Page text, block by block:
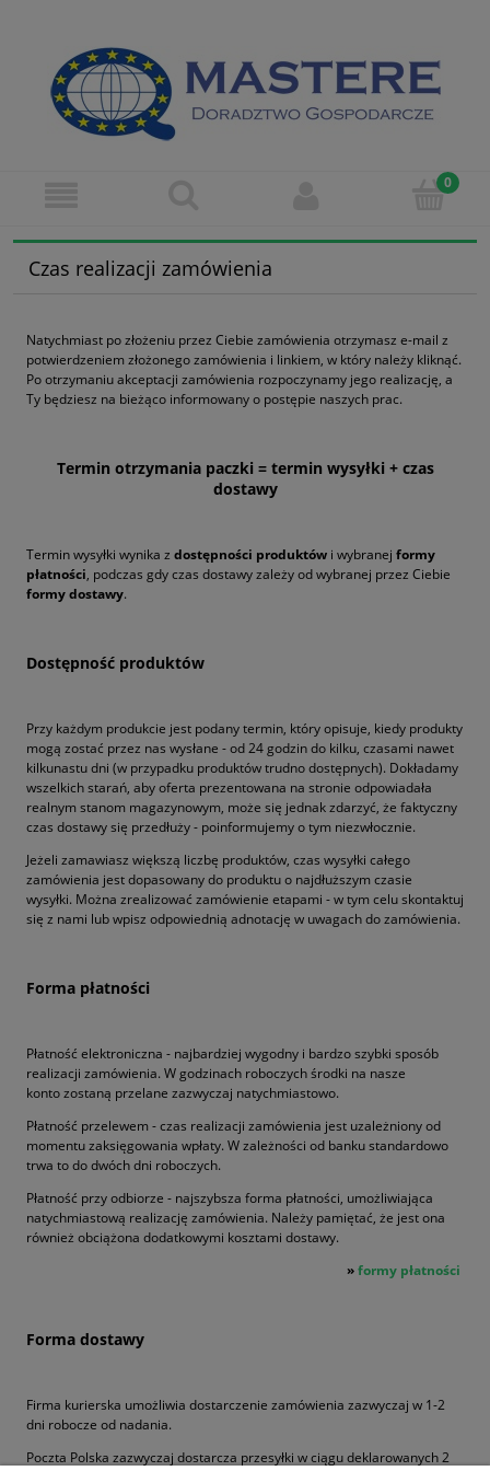
Czas realizacji zamówienia
Natychmiast po złożeniu przez Ciebie zamówienia otrzymasz e-mail z
potwierdzeniem złożonego zamówienia i linkiem, w który należy kliknąć.
Po otrzymaniu akceptacji zamówienia rozpoczynamy jego realizację, a
Ty będziesz na bieżąco informowany o postępie naszych prac.
Termin otrzymania paczki = termin wysyłki + czas
dostawy
Termin wysyłki wynika z dostępności produktów i wybranej formy
płatności, podczas gdy czas dostawy zależy od wybranej przez Ciebie
formy dostawy.
Dostępność produktów
Przy każdym produkcie jest podany termin, który opisuje, kiedy produkty
mogą zostać przez nas wysłane - od 24 godzin do kilku, czasami nawet
kilkunastu dni (w przypadku produktów trudno dostępnych). Dokładamy
wszelkich starań, aby oferta prezentowana na stronie odpowiadała
realnym stanom magazynowym, może się jednak zdarzyć, że faktyczny
czas dostawy się przedłuży - poinformujemy o tym niezwłocznie.
Jeżeli zamawiasz większą liczbę produktów, czas wysyłki całego
zamówienia jest dopasowany do produktu o najdłuższym czasie
wysyłki. Można zrealizować zamówienie etapami - w tym celu skontaktuj
się z nami lub wpisz odpowiednią adnotację w uwagach do zamówienia.
Forma płatności
Płatność elektroniczna - najbardziej wygodny i bardzo szybki sposób
realizacji zamówienia. W godzinach roboczych środki na nasze
konto zostaną przelane zazwyczaj natychmiastowo.
Płatność przelewem - czas realizacji zamówienia jest uzależniony od
momentu zaksięgowania wpłaty. W zależności od banku standardowo
trwa to do dwóch dni roboczych.
Płatność przy odbiorze - najszybsza forma płatności, umożliwiająca
natychmiastową realizację zamówienia. Należy pamiętać, że jest ona
również obciążona dodatkowymi kosztami dostawy.
»formy płatności
Forma dostawy
Firma kurierska umożliwia dostarczenie zamówienia zazwyczaj w 1-2
dni robocze od nadania.
Poczta Polska zazwyczaj dostarcza przesyłki w ciągu deklarowanych 2